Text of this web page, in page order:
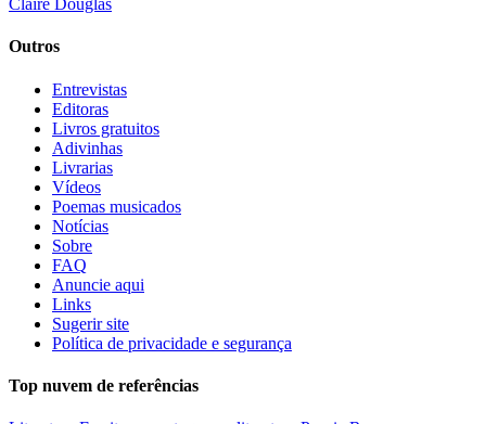
Claire Douglas
Outros
Entrevistas
Editoras
Livros gratuitos
Adivinhas
Livrarias
Vídeos
Poemas musicados
Notícias
Sobre
FAQ
Anuncie aqui
Links
Sugerir site
Política de privacidade e segurança
Top nuvem de referências